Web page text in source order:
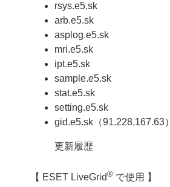
rsys.e5.sk
arb.e5.sk
asplog.e5.sk
mri.e5.sk
ipt.e5.sk
sample.e5.sk
stat.e5.sk
setting.e5.sk
gid.e5.sk（91.228.167.63）
更新履歴
【 ESET LiveGrid® で使用 】